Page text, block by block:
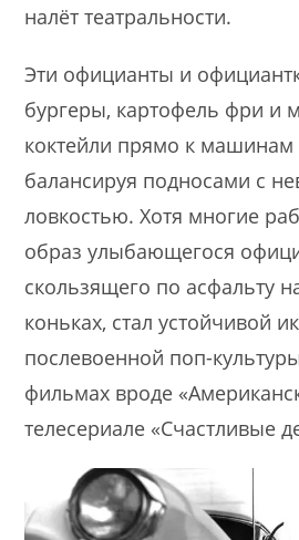
налёт театральности.
Эти официанты и
бургеры, картофель фри и
коктейли прямо к машинам
балансируя подносами с
ловкостью. Хотя многие
образ улыбающегося
скользящего по асфальту
коньках, стал устойчивой
послевоенной поп-
фильмах вроде
телесериале «Счастливые